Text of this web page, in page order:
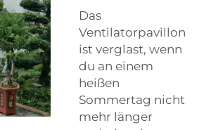
Das
Ventilatorpavillon
ist verglast, wenn
du an einem
heißen
Sommertag nicht
mehr länger